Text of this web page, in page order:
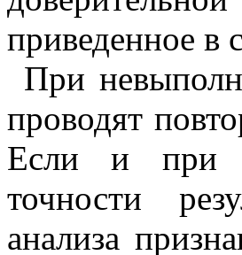
приведенное в
При
проводят
Если и при
точности
анализа